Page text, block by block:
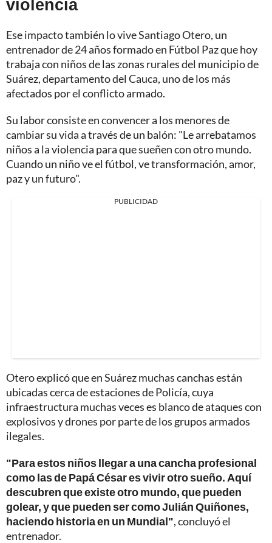
Ese impacto también lo vive Santiago Otero, un
entrenador de 24 años formado en Fútbol Paz que hoy
trabaja con niños de las zonas rurales del municipio de
Suárez, departamento del Cauca, uno de los más
afectados por el conflicto armado.
Su labor consiste en convencer a los menores de
cambiar su vida a través de un balón: "Le arrebatamos
niños a la violencia para que sueñen con otro mundo.
Cuando un niño ve el fútbol, ve transformación, amor,
paz y un futuro".
PUBLICIDAD
Otero explicó que en Suárez muchas canchas están
ubicadas cerca de estaciones de Policía, cuya
infraestructura muchas veces es blanco de ataques con
explosivos y drones por parte de los grupos armados
ilegales.
"Para estos niños llegar a una cancha profesional
como las de Papá César es vivir otro sueño. Aquí
descubren que existe otro mundo, que pueden
golear, y que pueden ser como Julián Quiñones,
haciendo historia en un Mundial", concluyó el
entrenador.